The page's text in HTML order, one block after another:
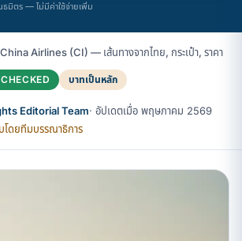
ธมิตร — ไม่มีค่าใช้จ่ายเพิ่ม
China Airlines (CI) — เส้นทางจากไทย, กระเป๋า, ราคา
บาทเป็นหลัก
Editorial Team· อัปเดตเมื่อ พฤษภาคม 2569
โดยทีมบรรณาธิการ